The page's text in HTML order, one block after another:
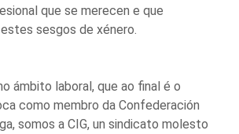
que se merecen e que
sesgos de xénero.
ámbito laboral, que ao final é o
como membro da Confederación
somos a CIG, un sindicato molesto